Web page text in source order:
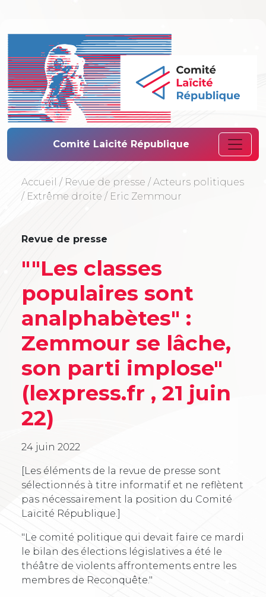
Comité Laïcité
Comité Laicité République
Accueil / Revue de presse / Acteurs politiques
/ Extrême droite / Eric Zemmour
Revue de presse
""Les classes
populaires sont
analphabètes" :
Zemmour se lâche,
son parti implose"
(lexpress.fr , 21 juin
22)
24 juin 2022
[Les éléments de la revue de presse sont
sélectionnés à titre informatif et ne reflètent
pas nécessairement la position du Comité
Laïcité République.]
"Le comité politique qui devait faire ce mardi
le bilan des élections législatives a été le
théâtre de violents affrontements entre les
membres de Reconquête."